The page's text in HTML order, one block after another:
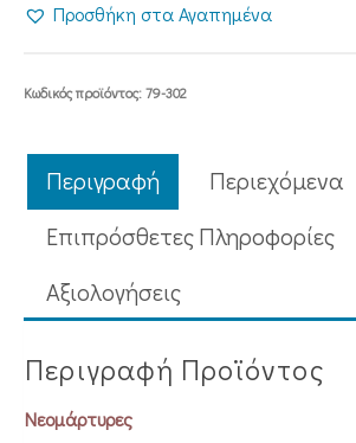
Προσθήκη στα Αγαπημένα
Κωδικός προϊόντος:79-302
Περιγραφή
Περιεχόμενα
Επιπρόσθετες Πληροφορίες
Aξιολογήσεις
Περιγραφή Προϊόντος
Νεομάρτυρες